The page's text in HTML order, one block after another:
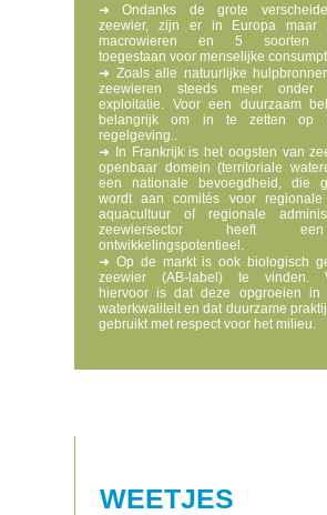
➜ Ondanks de grote
zeewier, zijn er in Europa maar
macrowieren en 5 soorten
toegestaan voor menselijke
➜ Zoals alle natuurlijke
zeewieren steeds meer onder
exploitatie. Voor een duurzaam
belangrijk om in te zetten op
regelgeving..
➜ In Frankrijk is het oogsten van
openbaar domein (territoriale
een nationale bevoegdheid, die
wordt aan comités voor
aquacultuur of regionale
zeewiersector heeft
ontwikkelingspotentieel.
➜ Op de markt is ook biologisch
zeewier (AB-label) te vinden.
hiervoor is dat deze opgroeien in
waterkwaliteit en dat duurzame
gebruikt met respect voor het milieu.
WEETJES